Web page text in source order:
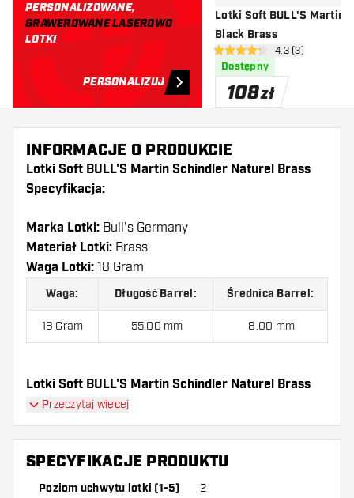
PERSONALIZOWANE,
GRAWEROWANE LASEROWO
LOTKI
PERSONALIZUJ
Lotki Soft BULL'S Martin
Black Brass
otwórz panel
4.3 gwiazdki oceny
4.3 (3)
Dostępny
108zł
INFORMACJE O PRODUKCIE
Lotki Soft BULL'S Martin Schindler Naturel Brass
Specyfikacja:
Marka Lotki: Bull's Germany
Materiał Lotki: Brass
Waga Lotki: 18 Gram
Waga: Długość Barrel: Średnica Barrel:
18 Gram 55.00 mm 8.00 mm
Lotki Soft BULL'S Martin Schindler Naturel Brass
jest dostarczony z:
Przeczytaj więcej
SPECYFIKACJE PRODUKTU
Poziom uchwytu lotki (1-5) 2